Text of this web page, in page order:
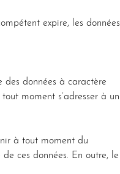
expire, les données
des données à caractère
moment s’adresser à un
à tout moment du
ces données. En outre, le